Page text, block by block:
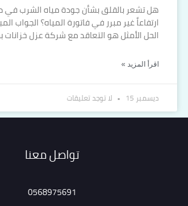
هل تشعر بالقلق بشأن جودة مياه الشرب في
ارتفاعاً غير مبرر في فاتورة المياه؟ الجواب
الحل الأمثل هو التعاقد مع شركة عزل خزانات
اقرأ المزيد »
ديسمبر 15 لا توجد تعليقات
تواصل معنا
0568975691